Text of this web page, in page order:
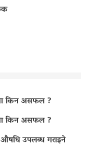
किन असफल ?
किन असफल ?
उपलब्ध गराइने